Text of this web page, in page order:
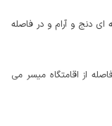
ای دنج و آرام و در فاصله
و سوپرمارکت با حدود 100 متر فاصله از اقامتگاه میسر می
همراه اول و ایرانسل در